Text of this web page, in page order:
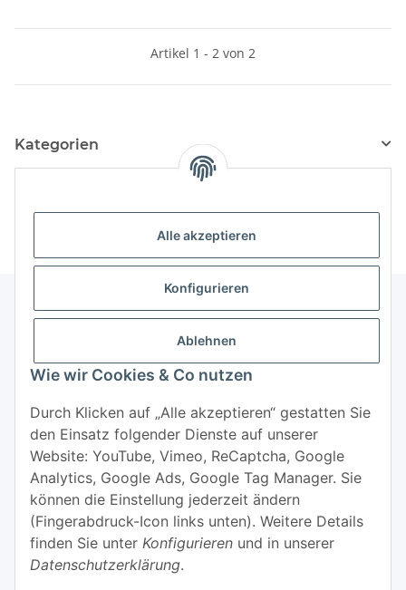
Alle akzeptieren
Konfigurieren
Ablehnen
Wie wir Cookies & Co nutzen
Durch Klicken auf „Alle akzeptieren“ gestatten Sie
den Einsatz folgender Dienste auf unserer
Website: YouTube, Vimeo, ReCaptcha, Google
Analytics, Google Ads, Google Tag Manager. Sie
können die Einstellung jederzeit ändern
(Fingerabdruck-Icon links unten). Weitere Details
finden Sie unter Konfigurieren und in unserer
Datenschutzerklärung.
Artikel 1 - 2 von 2
Kategorien
Mehr über
Widerrufsbutton
* Alle Preise inkl. gesetzlicher USt., zzgl.